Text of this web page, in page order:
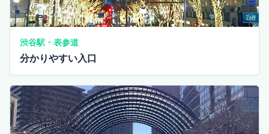
渋谷駅・表参道
分かりやすい入口